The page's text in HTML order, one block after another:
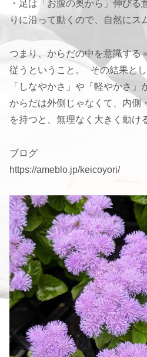
・足は「お腹の奥から」伸び
りに沿って動くので、自然にス
つまり、からだの中を意識する
従うということ。 その結果と
「しなやかさ」や「軽やかさ」
からだは外側じゃなくて、内側
を持つと、無理なく大きく動け
ブログ
https://ameblo.jp/keicoyori/